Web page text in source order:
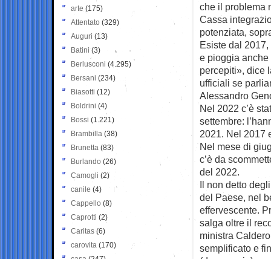
che il problema
Cassa
potenziata,
Esiste dal
e pioggia
percepiti», dice
ufficiali se
Alessandro
Nel 2022 c’è
settembre:
2021. Nel 2017
Nel mese di
c’è da
del 2022.
Il non detto
del Paese, nel
effervescente.
salga oltre il
ministra
semplificato e
arte (175)
Attentato (329)
Auguri (13)
Batini (3)
Berlusconi (4.295)
Bersani (234)
Biasotti (12)
Boldrini (4)
Bossi (1.221)
Brambilla (38)
Brunetta (83)
Burlando (26)
Camogli (2)
canile (4)
Cappello (8)
Caprotti (2)
Caritas (6)
carovita (170)